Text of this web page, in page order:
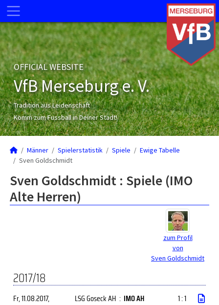
OFFICIAL WEBSITE
VfB Merseburg e. V.
Tradition aus Leidenschaft
Komm zum Fussball in Deiner Stadt!
Männer Spielerstatistik Spiele
Ewige Tabelle
Sven Goldschmidt
Sven Goldschmidt : Spiele (IMO
Alte Herren)
zum Profil
von
Sven Goldschmidt
2017/18
Fr, 11.08.2017, LSG Goseck AH : IMO AH
1 : 1